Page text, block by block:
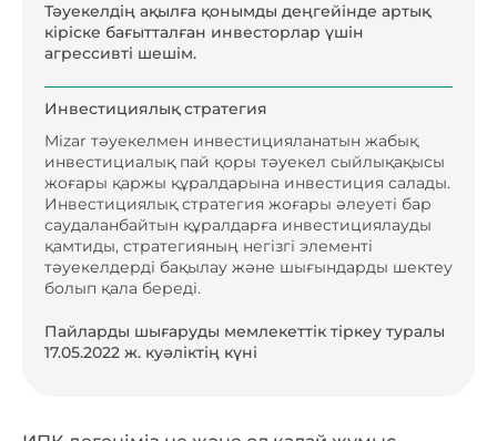
Тәуекелдің ақылға қонымды деңгейінде артық
кіріске бағытталған инвесторлар үшін
агрессивті шешім.
Инвестициялық стратегия
Mizar тәуекелмен инвестицияланатын жабық
инвестициалық пай қоры тәуекел сыйлықақысы
жоғары қаржы құралдарына инвестиция салады.
Инвестициялық стратегия жоғары әлеуеті бар
саудаланбайтын құралдарға инвестициялауды
қамтиды, стратегияның негізгі элементі
тәуекелдерді бақылау және шығындарды шектеу
болып қала береді.
Пайларды шығаруды мемлекеттік тіркеу туралы
17.05.2022 ж. куәліктің күні